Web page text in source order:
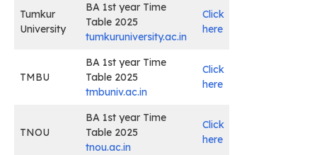
Tumkur
University
BA 1st year Time
Table 2025
tumkuruniversity.ac.in
Click
here
TMBU
BA 1st year Time
Table 2025
tmbuniv.ac.in
Click
here
TNOU
BA 1st year Time
Table 2025
tnou.ac.in
Click
here